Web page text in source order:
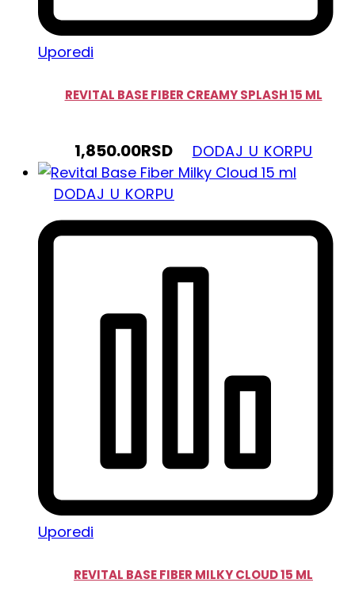
Uporedi
REVITAL BASE FIBER CREAMY SPLASH 15 ML
1,850.00RSD DODAJ U KORPU
DODAJ U KORPU
Uporedi
REVITAL BASE FIBER MILKY CLOUD 15 ML